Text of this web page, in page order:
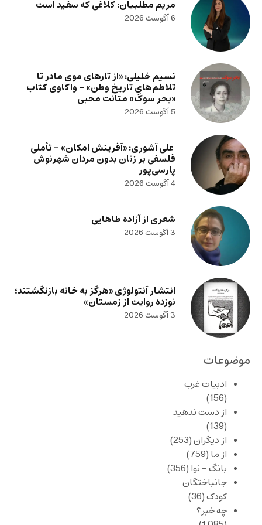
مریم مطلبیان: کلاغی که سفید است
6 آگوست 2026
نسیم خلیلی: «از تارهای موی مادر تا
تلاطم‌های تاریخ وطن» – واکاوی کتاب
«بحر سوگ» متانت محبی
5 آگوست 2026
علی آشوری: «آفرینش امکان» – تأملی
فلسفی بر زنان بدون مردان شهرنوش
پارسی‌پور
4 آگوست 2026
شعری از آزاده طاهایی
3 آگوست 2026
انتشار آنتولوژی «هرگز به خانه بازنگشتند؛
نوزده روایت از زمستان»
3 آگوست 2026
موضوعات
ادبیات غرب
(156)
از دست ندهید
(139)
از دیگران(253)
از ما (759)
بانگ – نوا (356)
جانباختگان
کودک(36)
چه خبر؟